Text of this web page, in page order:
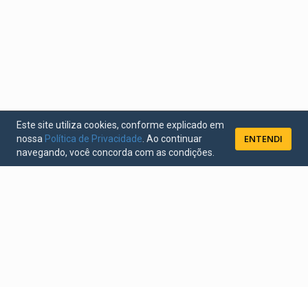
Este site utiliza cookies, conforme explicado em
nossa Política de Privacidade . Ao continuar
navegando, você concorda com as condições.
ENTENDI